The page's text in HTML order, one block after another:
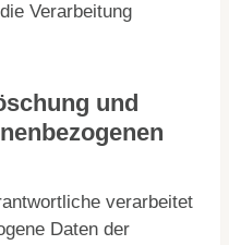
Verarbeitung
und
verarbeitet
Daten der